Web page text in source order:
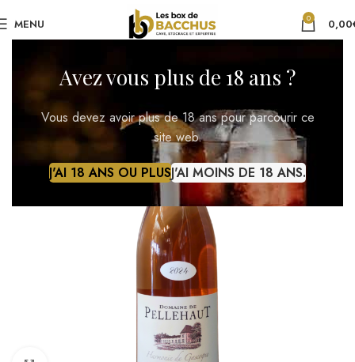
Avez vous plus de 18 ans ?
Vous devez avoir plus de 18 ans pour parcourir ce
site web.
J'AI 18 ANS OU PLUSJ'AI MOINS DE 18 ANS.
MENU 0 0,00